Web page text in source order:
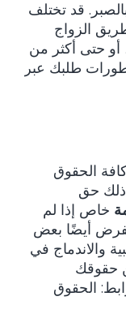
قد تختلف
الزواج
حتى أكثر من
طلبك عبر
الحقوق
ذلك حق
خاص إذا لم
أيضًا بعض
والاندماج في
حقوقك
الحقوق